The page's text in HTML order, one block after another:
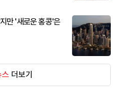
만 '새로운 홍콩'은
스 더보기